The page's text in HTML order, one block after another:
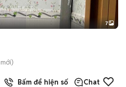
+2
7
mới)
Bấm để hiện số Chat